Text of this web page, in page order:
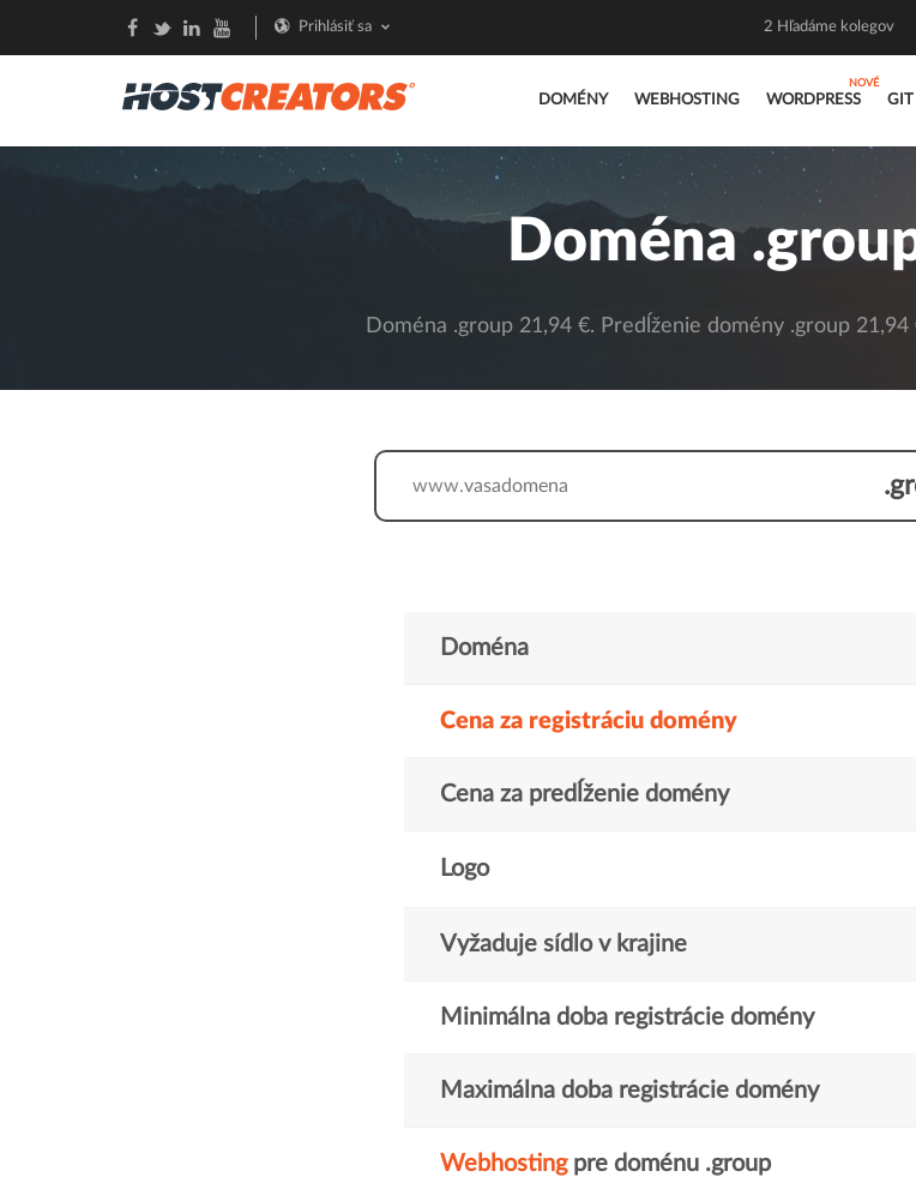
DOMÉNY WEBHOSTING WORDPRESS GIT
Prihlásiť sa 2 Hľadáme kolegov
Doména
Doména .group 21,94 €. Predĺženie domény .group
www.
Doména
Cena za registráciu domény
Cena za predĺženie domény
Logo
Vyžaduje sídlo v krajine
Minimálna doba registrácie domény
Maximálna doba registrácie domény
Webhostingpre doménu .group